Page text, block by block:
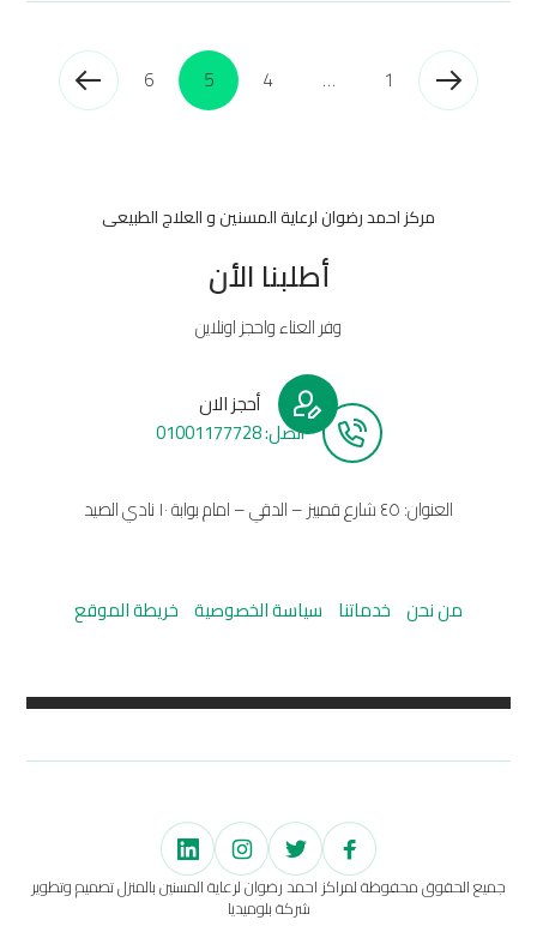
1
…
4
5
6
مركز احمد رضوان لرعاية المسنين و العلاج الطبيعى
أطلبنا الأن
وفر العناء واحجز اونلاين
أحجز الان
أتصل: 01001177728
العنوان: ٤٥ شارع قمبيز – الدقي – امام بوابة ١٠ نادي الصيد
من نحن خدماتنا سياسة الخصوصية خريطة الموقع
جميع الحقوق محفوظة لمراكز احمد رضوان لرعاية المسنين بالمنزل تصميم وتطوير
شركة بلوميديا